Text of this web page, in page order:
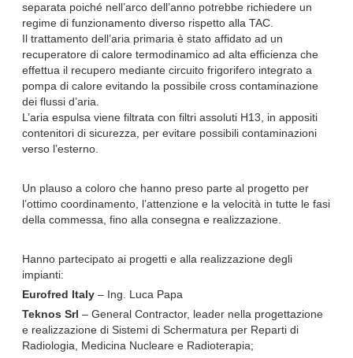
separata poiché nell’arco dell’anno potrebbe richiedere un
regime di funzionamento diverso rispetto alla TAC.
Il trattamento dell’aria primaria è stato affidato ad un
recuperatore di calore termodinamico ad alta efficienza che
effettua il recupero mediante circuito frigorifero integrato a
pompa di calore evitando la possibile cross contaminazione
dei flussi d’aria.
L’aria espulsa viene filtrata con filtri assoluti H13, in appositi
contenitori di sicurezza, per evitare possibili contaminazioni
verso l’esterno.
Un plauso a coloro che hanno preso parte al progetto per
l’ottimo coordinamento, l’attenzione e la velocità in tutte le fasi
della commessa, fino alla consegna e realizzazione.
Hanno partecipato ai progetti e alla realizzazione degli
impianti:
Eurofred Italy– Ing. Luca Papa
Teknos Srl – General Contractor, leader nella progettazione
e realizzazione di Sistemi di Schermatura per Reparti di
Radiologia, Medicina Nucleare e Radioterapia;